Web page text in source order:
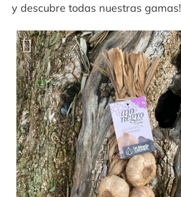
y descubre todas nuestras gamas!